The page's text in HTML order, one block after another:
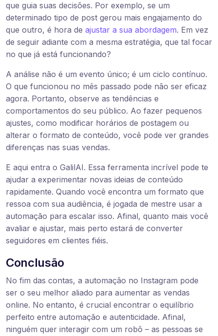
que guia suas decisões. Por exemplo, se um
determinado tipo de post gerou mais engajamento do
que outro, é hora de ajustar a sua abordagem. Em vez
de seguir adiante com a mesma estratégia, que tal focar
no que já está funcionando?
A análise não é um evento único; é um ciclo contínuo.
O que funcionou no mês passado pode não ser eficaz
agora. Portanto, observe as tendências e
comportamentos do seu público. Ao fazer pequenos
ajustes, como modificar horários de postagem ou
alterar o formato de conteúdo, você pode ver grandes
diferenças nas suas vendas.
E aqui entra o GalilAI. Essa ferramenta incrível pode te
ajudar a experimentar novas ideias de conteúdo
rapidamente. Quando você encontra um formato que
ressoa com sua audiência, é jogada de mestre usar a
automação para escalar isso. Afinal, quanto mais você
avaliar e ajustar, mais perto estará de converter
seguidores em clientes fiéis.
Conclusão
No fim das contas, a automação no Instagram pode
ser o seu melhor aliado para aumentar as vendas
online. No entanto, é crucial encontrar o equilíbrio
perfeito entre automação e autenticidade. Afinal,
ninguém quer interagir com um robô – as pessoas se